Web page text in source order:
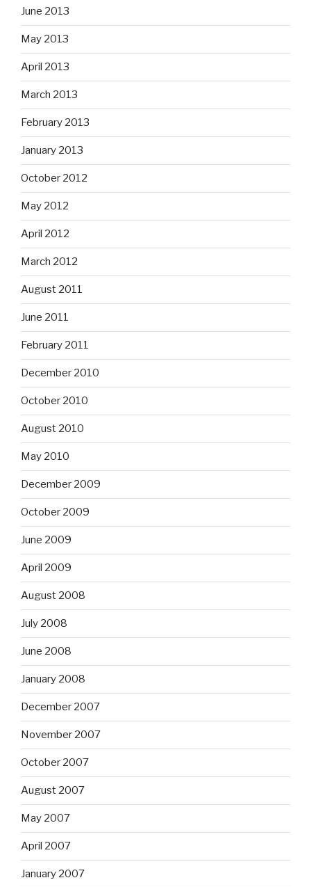
June 2013
May 2013
April 2013
March 2013
February 2013
January 2013
October 2012
May 2012
April 2012
March 2012
August 2011
June 2011
February 2011
December 2010
October 2010
August 2010
May 2010
December 2009
October 2009
June 2009
April 2009
August 2008
July 2008
June 2008
January 2008
December 2007
November 2007
October 2007
August 2007
May 2007
April 2007
January 2007